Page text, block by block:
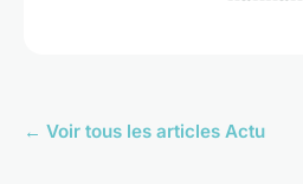
← Voir tous les articles Actu